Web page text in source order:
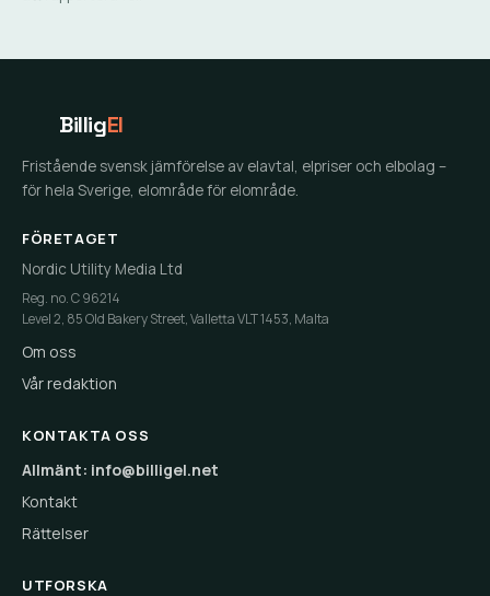
BilligEl
Fristående svensk jämförelse av elavtal, elpriser och elbolag –
för hela Sverige, elområde för elområde.
FÖRETAGET
Nordic Utility Media Ltd
Reg. no. C 96214
Level 2, 85 Old Bakery Street, Valletta VLT 1453, Malta
Om oss
Vår redaktion
KONTAKTA OSS
Allmänt: info@billigel.net
Kontakt
Rättelser
UTFORSKA